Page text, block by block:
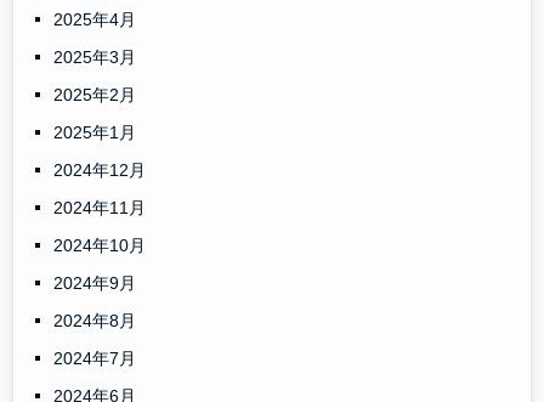
2025年4月
2025年3月
2025年2月
2025年1月
2024年12月
2024年11月
2024年10月
2024年9月
2024年8月
2024年7月
2024年6月